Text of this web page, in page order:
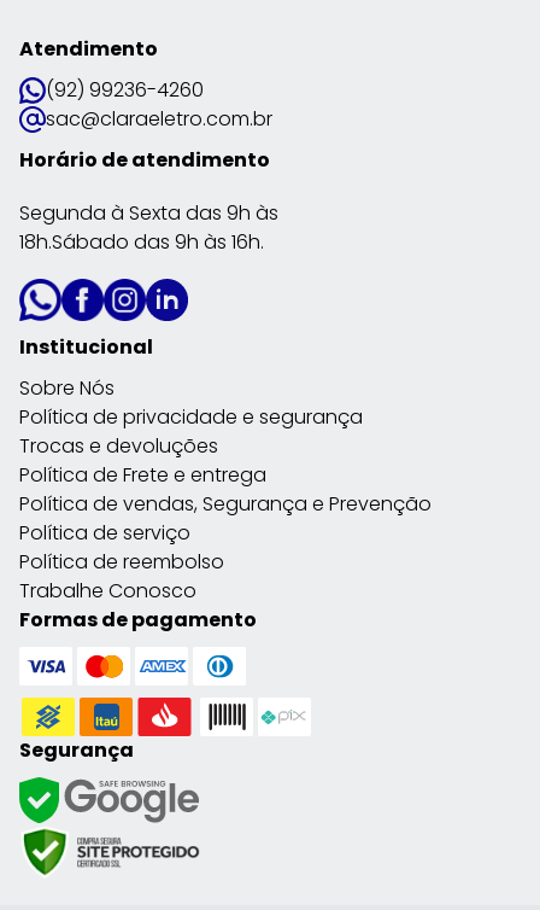
Atendimento
(92) 99236-4260
sac@claraeletro.com.br
Horário de atendimento
Segunda à Sexta das 9h às
18h.Sábado das 9h às 16h.
Institucional
Sobre Nós
Política de privacidade e segurança
Trocas e devoluções
Política de Frete e entrega
Política de vendas, Segurança e Prevenção
Política de serviço
Política de reembolso
Trabalhe Conosco
Formas de pagamento
Segurança